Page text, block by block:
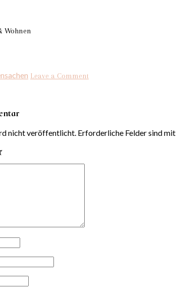
Wohnen
Leave a Comment
nicht veröffentlicht. Erforderliche Felder sind mit